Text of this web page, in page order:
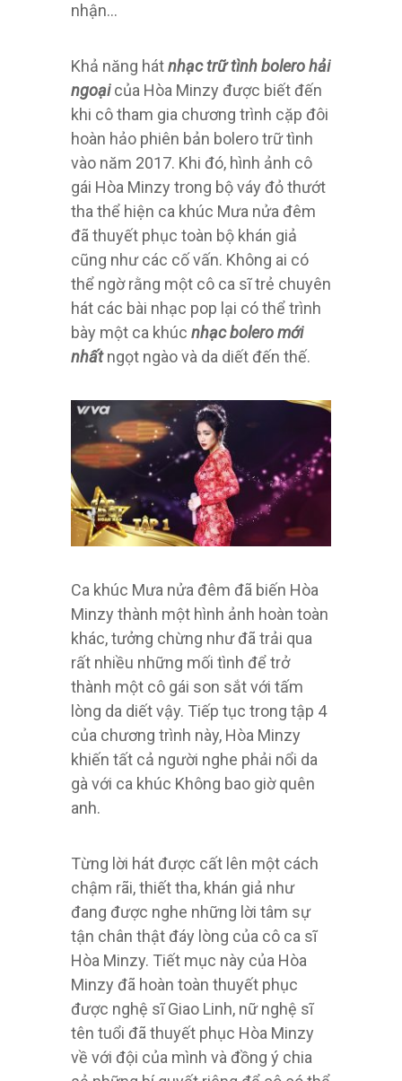
nhận…
Khả năng hátnhạc trữ tình bolero hải
ngoạicủa Hòa Minzy được biết đến
khi cô tham gia chương trình cặp đôi
hoàn hảo phiên bản bolero trữ tình
vào năm 2017. Khi đó, hình ảnh cô
gái Hòa Minzy trong bộ váy đỏ thướt
tha thể hiện ca khúc Mưa nửa đêm
đã thuyết phục toàn bộ khán giả
cũng như các cố vấn. Không ai có
thể ngờ rằng một cô ca sĩ trẻ chuyên
hát các bài nhạc pop lại có thể trình
bày một ca khúc nhạc bolero mới
nhấtngọt ngào và da diết đến thế.
Ca khúc Mưa nửa đêm đã biến Hòa
Minzy thành một hình ảnh hoàn toàn
khác, tưởng chừng như đã trải qua
rất nhiều những mối tình để trở
thành một cô gái son sắt với tấm
lòng da diết vậy. Tiếp tục trong tập 4
của chương trình này, Hòa Minzy
khiến tất cả người nghe phải nổi da
gà với ca khúc Không bao giờ quên
anh.
Từng lời hát được cất lên một cách
chậm rãi, thiết tha, khán giả như
đang được nghe những lời tâm sự
tận chân thật đáy lòng của cô ca sĩ
Hòa Minzy. Tiết mục này của Hòa
Minzy đã hoàn toàn thuyết phục
được nghệ sĩ Giao Linh, nữ nghệ sĩ
tên tuổi đã thuyết phục Hòa Minzy
về với đội của mình và đồng ý chia